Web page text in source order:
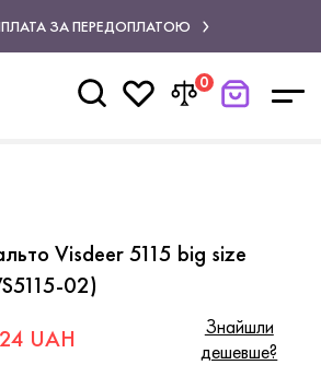
ЗА ПЕРЕДОПЛАТОЮ
0
Visdeer 5115 big size
02)
UAH
Знайшли
дешевше?